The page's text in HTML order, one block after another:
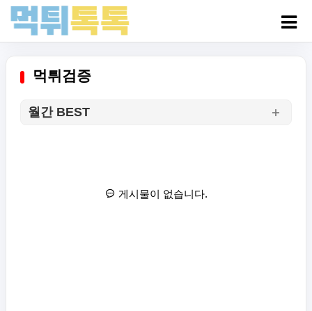
먹튀검증
월간 BEST
게시물이 없습니다.